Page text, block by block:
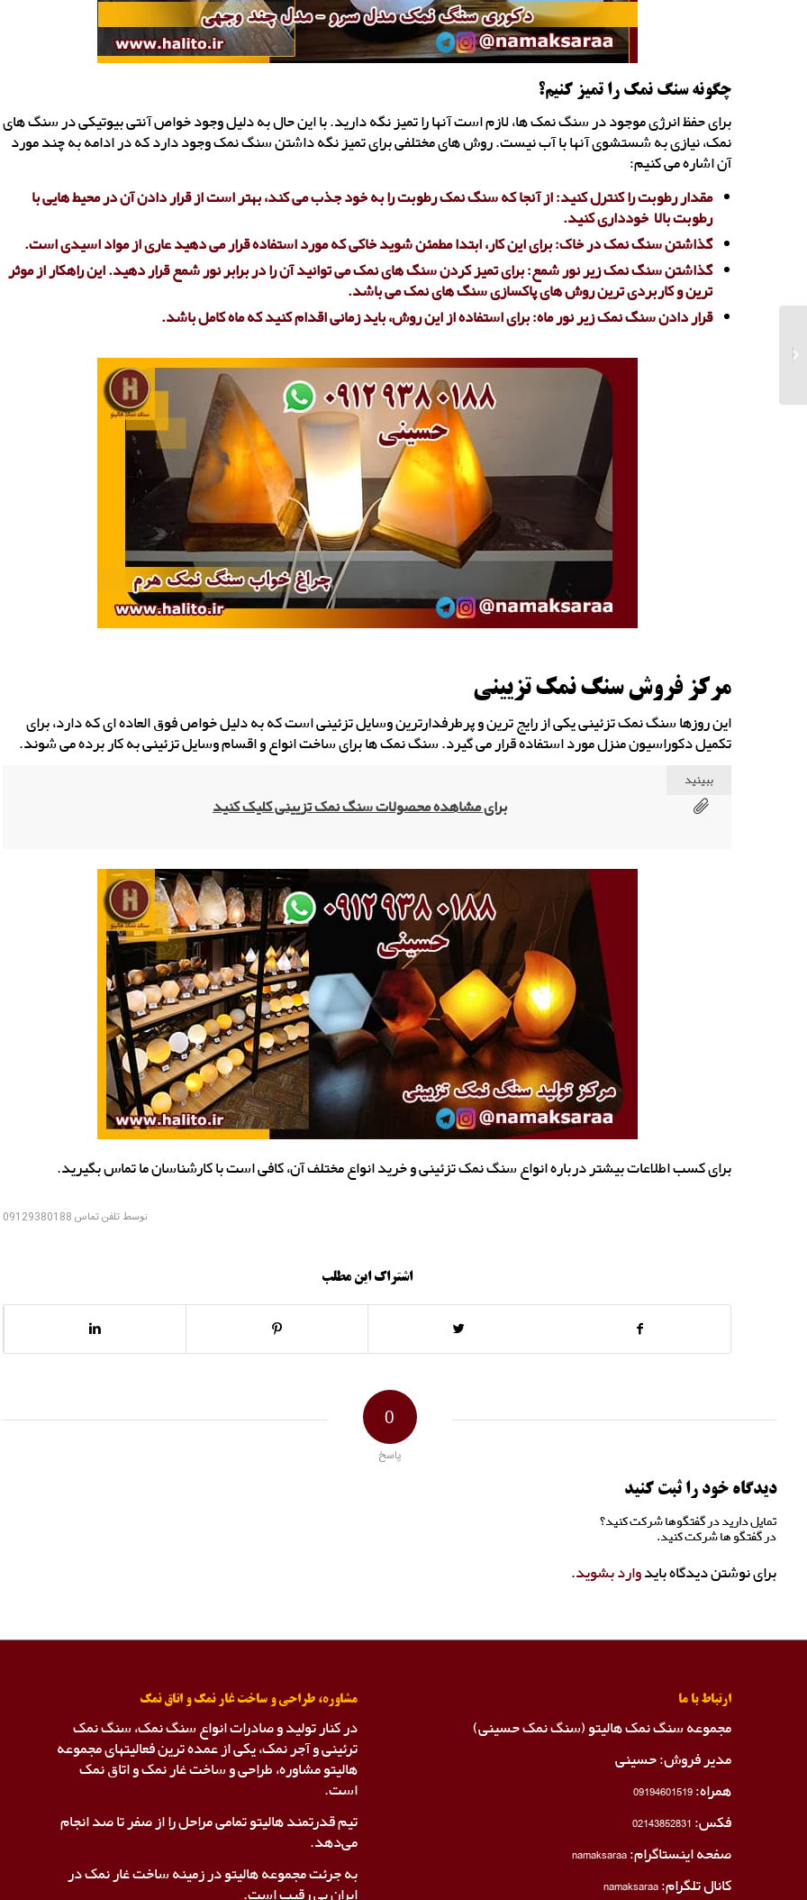
چگونه سنگ نمک را تمیز کنیم؟
برای حفظ انرژی موجود در سنگ نمک ها، لازم است آنها را تمیز نگه دارید. با این حال به دلیل وجود خواص آنتی بیوتیکی در سنگ های
نمک، نیازی به شستشوی آنها با آب نیست. روش های مختلفی برای تمیز نگه داشتن سنگ نمک وجود دارد که در ادامه به چند مورد
آن اشاره می کنیم:
مقدار رطوبت را کنترل کنید: از آنجا که سنگ نمک رطوبت را به خود جذب می کند، بهتر است از قرار دادن آندر محیط هایی با
رطوبت بالا خودداری کنید.
گذاشتن سنگ نمک در خاک: برای این کار، ابتدا مطمئن شوید خاکی که مورد استفاده قرار می دهید عاری ازمواد اسیدی است.
گذاشتن سنگ نمک زیر نور شمع: برای تمیز کردن سنگ های نمک می توانید آن را در برابر نور شمع قراردهید. این راهکار از موثر
ترین و کاربردی ترین روش های پاکسازی سنگ های نمک می باشد.
قرار دادن سنگ نمک زیر نور ماه: برای استفاده از این روش، باید زمانی اقدام کنید که ماه کامل باشد.
مرکز فروشسنگ نمک تزیینی
این روزها سنگ نمک تزئینی یکی از رایج ترین و پرطرفدارترین وسایل تزئینی است که به دلیل خواص فوق العاده ای که دارد، برای
تکمیل دکوراسیون منزل مورد استفاده قرار می گیرد. سنگ نمک ها برای ساخت انواع و اقسام وسایل تزئینی به کار برده می شوند.
ببینید
برای مشاهده محصولات سنگ نمک تزیینی کلیک کنید
برای کسب اطلاعات بیشتر درباره انواع سنگ نمک تزئینی و خرید انواع مختلف آن، کافی است با کارشناسان ما تماس بگیرید.
توسط تلفن تماس 09129380188
اشتراک این مطلب
0
پاسخ
دیدگاه خود را ثبت کنید
تمایل دارید در گفتگوها شرکت کنید؟
در گفتگو ها شرکت کنید.
برای نوشتن دیدگاه بایدوارد بشوید.
ارتباط با ما
مجموعه سنگ نمک هالیتو (سنگ نمک حسینی)
مدیر فروش: حسینی
همراه:09194601519
فکس:02143852831
صفحه اینستاگرام:namaksaraa
کانال تلگرام:namaksaraa
مشاوره، طراحی و ساخت غار نمک و اتاق نمک
در کنار تولید و صادرات انواع سنگ نمک، سنگ نمک
ترئینی و آجر نمک، یکی از عمده ترین فعالیتهای مجموعه
هالیتو مشاوره، طراحی و ساخت غار نمک و اتاق نمک
است.
تیم قدرتمند هالیتو تمامی مراحل را از صفر تا صد انجام
می‌دهد.
به جرئت مجموعه هالیتو در زمینه ساخت غار نمک در
ایران بی رقیب است.
صنعتی در ایران